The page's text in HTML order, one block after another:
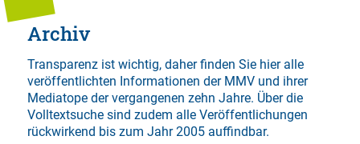
Archiv
Transparenz ist wichtig, daher finden Sie hier alle
veröffentlichten Informationen der MMV und ihrer
Mediatope der vergangenen zehn Jahre. Über die
Volltextsuchesind zudem alle Veröffentlichungen
rückwirkend bis zum Jahr 2005 auffindbar.